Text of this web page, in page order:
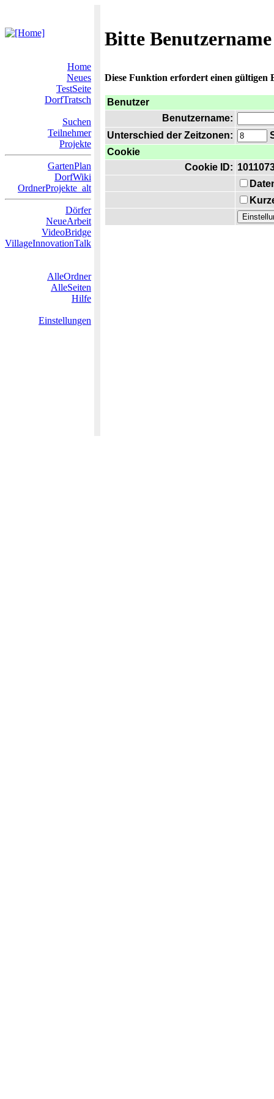
Bitte
Home
Neues
TestSeite
DorfTratsch
Suchen
Teilnehmer
Projekte
GartenPlan
DorfWiki
OrdnerProjekte_alt
Dörfer
NeueArbeit
VideoBridge
VillageInnovationTalk
AlleOrdner
AlleSeiten
Hilfe
Einstellungen
Diese Funktion erfordert einen gültigen
Benutzer
Benutzername:
Unterschied der Zeitzonen:
Cookie
Cookie ID: